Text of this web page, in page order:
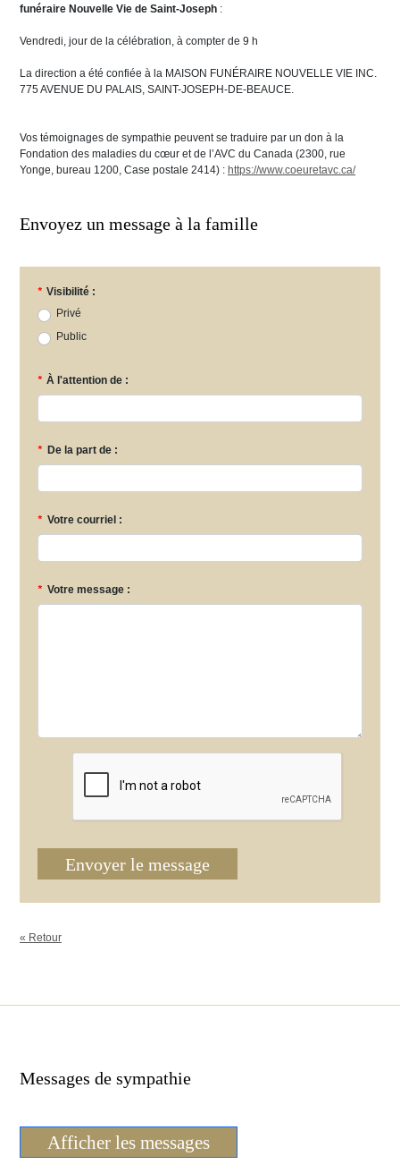
funéraire Nouvelle Vie de Saint-Joseph :
Vendredi, jour de la célébration, à compter de 9 h
La direction a été confiée à la MAISON FUNÉRAIRE NOUVELLE VIE INC.
775 AVENUE DU PALAIS, SAINT-JOSEPH-DE-BEAUCE.
Vos témoignages de sympathie peuvent se traduire par un don à la
Fondation des maladies du cœur et de l’AVC du Canada (2300, rue
Yonge, bureau 1200, Case postale 2414) : https://www.coeuretavc.ca/
Envoyez un message à la famille
* Visibilité :
Privé
Public
* À l'attention de :
* De la part de :
* Votre courriel :
* Votre message :
Envoyer le message
« Retour
Messages de sympathie
Afficher les messages